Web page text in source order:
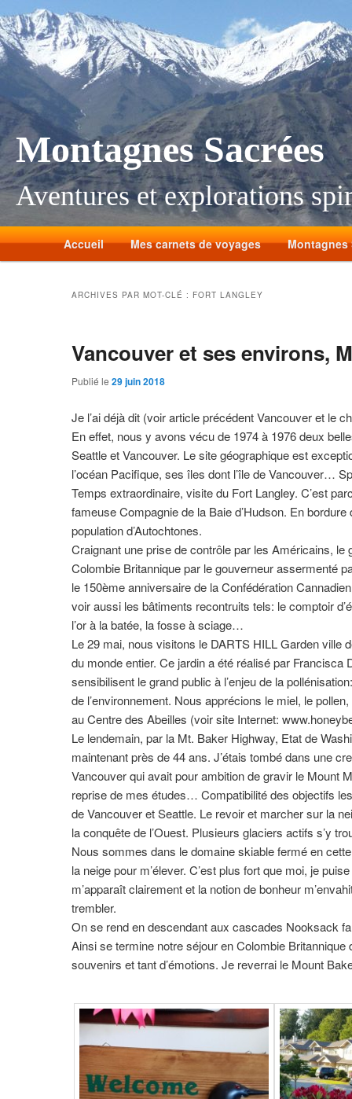
Montagnes Sacrées
Aventures et explorations
Accueil Mes carnets de voyages Montagnes
ARCHIVES PAR MOT-CLÉ : FORT LANGLEY
Vancouver et ses environs,
Publié le29 juin 2018
Je l’ai déjà dit (voir article précédent Vancouver et le
En effet, nous y avons vécu de 1974 à 1976 deux
Seattle et Vancouver. Le site géographique est
l’océan Pacifique, ses îles dont l’île de Vancouver…
Temps extraordinaire, visite du Fort Langley. C’est
fameuse Compagnie de la Baie d’Hudson. En
population d’Autochtones.
Craignant une prise de contrôle par les Américains,
Colombie Britannique par le gouverneur assermenté
le 150ème anniversaire de la Confédération
voir aussi les bâtiments recontruits tels: le comptoir
l’or à la batée, la fosse à sciage…
Le 29 mai, nous visitons le DARTS HILL Garden
du monde entier. Ce jardin a été réalisé par
sensibilisent le grand public à l’enjeu de la
de l’environnement. Nous apprécions le miel, le
au Centre des Abeilles (voir site Internet:
Le lendemain, par la Mt. Baker Highway, Etat de
maintenant près de 44 ans. J’étais tombé dans une
Vancouver qui avait pour ambition de gravir le Mount
reprise de mes études… Compatibilité des objectifs
de Vancouver et Seattle. Le revoir et marcher sur la
la conquête de l’Ouest. Plusieurs glaciers actifs s’y
Nous sommes dans le domaine skiable fermé en
la neige pour m’élever. C’est plus fort que moi, je
m’apparaît clairement et la notion de bonheur
trembler.
On se rend en descendant aux cascades Nooksack
Ainsi se termine notre séjour en Colombie
souvenirs et tant d’émotions. Je reverrai le Mount